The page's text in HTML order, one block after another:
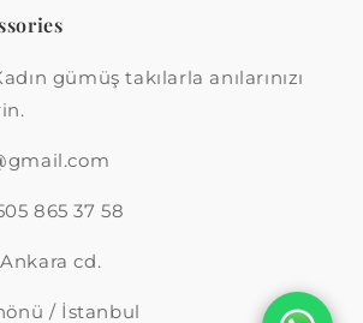
gümüş takılarla anılarınızı
865 37 58
cd.
/ İstanbul